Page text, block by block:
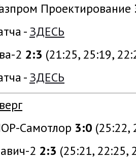
Проектирование
-ЗДЕСЬ
2 2:3 (21:25, 25:19,
-ЗДЕСЬ
Самотлор 3:0 (25:22,
2 2:3 (25:21, 22:25,